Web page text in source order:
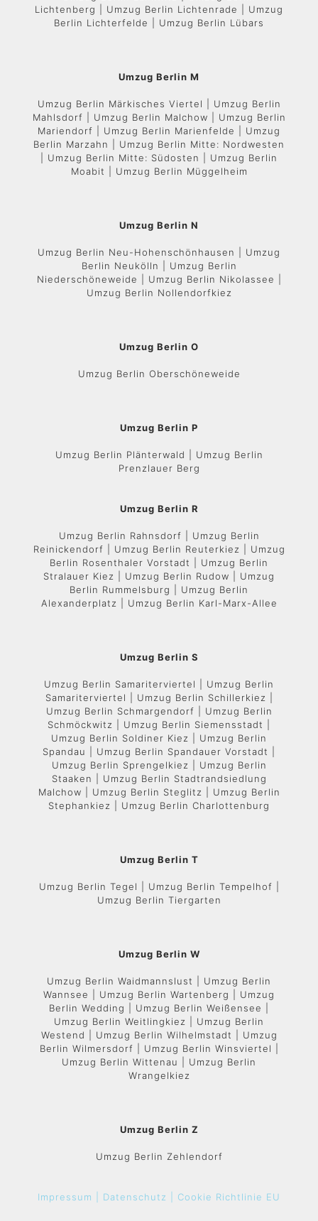
Lichtenberg | Umzug Berlin Lichtenrade | Umzug
Berlin Lichterfelde | Umzug Berlin Lübars
Umzug Berlin M
Umzug Berlin Märkisches Viertel | Umzug Berlin
Mahlsdorf | Umzug Berlin Malchow | Umzug Berlin
Mariendorf | Umzug Berlin Marienfelde | Umzug
Berlin Marzahn | Umzug Berlin Mitte: Nordwesten
| Umzug Berlin Mitte: Südosten | Umzug Berlin
Moabit | Umzug Berlin Müggelheim
Umzug Berlin N
Umzug Berlin Neu-Hohenschönhausen | Umzug
Berlin Neukölln | Umzug Berlin
Niederschöneweide | Umzug Berlin Nikolassee |
Umzug Berlin Nollendorfkiez
Umzug Berlin O
Umzug Berlin Oberschöneweide
Umzug Berlin P
Umzug Berlin Plänterwald | Umzug Berlin
Prenzlauer Berg
Umzug Berlin R
Umzug Berlin Rahnsdorf | Umzug Berlin
Reinickendorf | Umzug Berlin Reuterkiez | Umzug
Berlin Rosenthaler Vorstadt | Umzug Berlin
Stralauer Kiez | Umzug Berlin Rudow | Umzug
Berlin Rummelsburg | Umzug Berlin
Alexanderplatz | Umzug Berlin Karl-Marx-Allee
Umzug Berlin S
Umzug Berlin Samariterviertel | Umzug Berlin
Samariterviertel | Umzug Berlin Schillerkiez |
Umzug Berlin Schmargendorf | Umzug Berlin
Schmöckwitz | Umzug Berlin Siemensstadt |
Umzug Berlin Soldiner Kiez | Umzug Berlin
Spandau | Umzug Berlin Spandauer Vorstadt |
Umzug Berlin Sprengelkiez | Umzug Berlin
Staaken | Umzug Berlin Stadtrandsiedlung
Malchow | Umzug Berlin Steglitz | Umzug Berlin
Stephankiez | Umzug Berlin Charlottenburg
Umzug Berlin T
Umzug Berlin Tegel | Umzug Berlin Tempelhof |
Umzug Berlin Tiergarten
Umzug Berlin W
Umzug Berlin Waidmannslust | Umzug Berlin
Wannsee | Umzug Berlin Wartenberg | Umzug
Berlin Wedding | Umzug Berlin Weißensee |
Umzug Berlin Weitlingkiez | Umzug Berlin
Westend | Umzug Berlin Wilhelmstadt | Umzug
Berlin Wilmersdorf | Umzug Berlin Winsviertel |
Umzug Berlin Wittenau | Umzug Berlin
Wrangelkiez
Umzug Berlin Z
Umzug Berlin Zehlendorf
Impressum | Datenschutz | Cookie Richtlinie EU